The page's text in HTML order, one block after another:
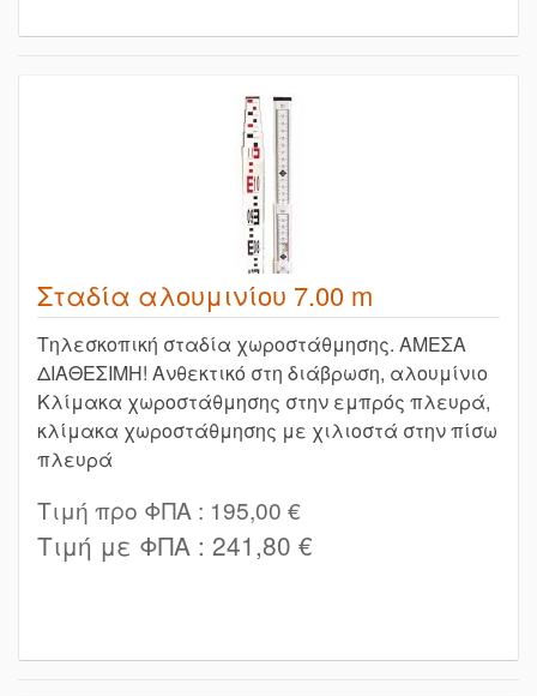
Σταδία αλουμινίου 7.00 m
Τηλεσκοπική σταδία χωροστάθμησης. ΑΜΕΣΑ
ΔΙΑΘΕΣΙΜΗ! Ανθεκτικό στη διάβρωση, αλουμίνιο
Κλίμακα χωροστάθμησης στην εμπρός πλευρά,
κλίμακα χωροστάθμησης με χιλιοστά στην πίσω
πλευρά
Τιμή προ ΦΠΑ : 195,00 €
Τιμή με ΦΠΑ : 241,80 €